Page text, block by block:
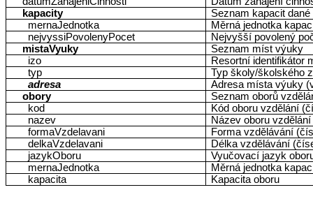
kapacity
Seznam kapacit
mernaJednotka
Měrná jednotka
nejvyssiPovolenyPocet
Nejvyšší povolený
mistaVyuky
Seznam míst výuky
izo
Resortní identifikátor
typ
Typ školy/školského
adresa
Adresa místa výuky
obory
Seznam oborů
kod
Kód oboru vzdělání
nazev
Název oboru vzdělání
formaVzdelavani
Forma vzdělávání
delkaVzdelavani
Délka vzdělávání
jazykOboru
Vyučovací jazyk
mernaJednotka
Měrná jednotka
kapacita
Kapacita oboru